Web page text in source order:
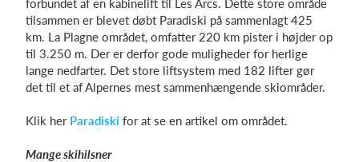
forbundet af en kabinelift til Les Arcs. Dette store område
tilsammen er blevet døbt Paradiski på sammenlagt 425
km. La Plagne området, omfatter 220 km pister i højder op
til 3.250 m. Der er derfor gode muligheder for herlige
lange nedfarter. Det store liftsystem med 182 lifter gør
det til et af Alpernes mest sammenhængende skiområder.
Klik her Paradiski for at se en artikel om området.
Mange skihilsner